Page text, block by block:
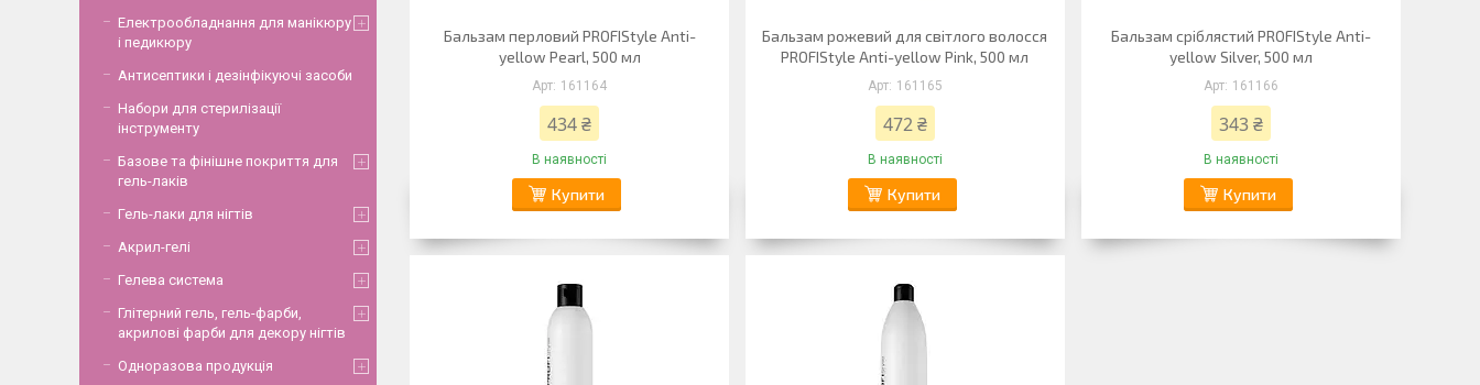
Бальзам перловий PROFIStyle Anti-
yellow Pearl, 500 мл
161164
434 ₴
В наявності
Купити
Бальзам рожевий для світлого волосся
PROFIStyle Anti-yellow Pink, 500 мл
161165
472 ₴
В наявності
Купити
Бальзам сріблястий PROFIStyle Anti-
yellow Silver, 500 мл
161166
343 ₴
В наявності
Купити
Електрообладнання для манікюру
і педикюру
Антисептики і дезінфікуючі засоби
Набори для стерилізації
інструменту
Базове та фінішне покриття для
гель-лаків
Гель-лаки для нігтів
Акрил-гелі
Гелева система
Глітерний гель, гель-фарби,
акрилові фарби для декору нігтів
Одноразова продукція